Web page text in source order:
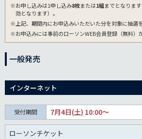
※お申し込みは1申し込み8枚または1組までとなりま
効となります）。
※上記、期間内にお申込みいただいた分を対象に抽選を
※お申込みには事前のローソンWEB会員登録（無料）
一般発売
インターネット
受付期間 7月4日(土) 10:00～
ローソンチケット